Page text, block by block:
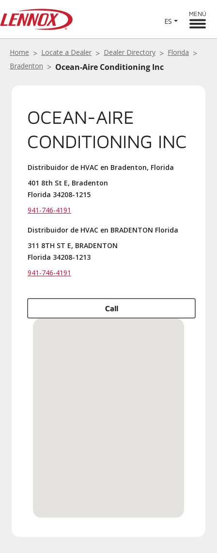
ES
MENÚ
Home Locate a Dealer Dealer Directory
Florida
Bradenton
Ocean-Aire Conditioning Inc
OCEAN-AIRE
CONDITIONING INC
Distribuidor de HVAC en Bradenton, Florida
401 8th St E, Bradenton
Florida 34208-1215
941-746-4191
Distribuidor de HVAC en BRADENTON Florida
311 8TH ST E, BRADENTON
Florida 34208-1213
941-746-4191
Call